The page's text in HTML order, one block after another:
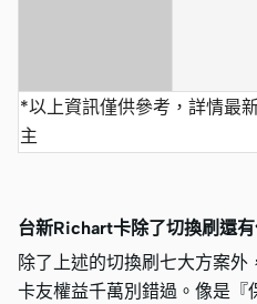
*以上資訊僅供參考，詳情最
主
台新Richart卡除了切換刷還有
除了上述的切換刷七大方案外
卡友權益千萬別錯過。像是『